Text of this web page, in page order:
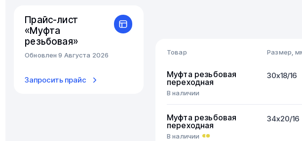
Прайс-лист
«Муфта
резьбовая»
Обновлен 9 Августа 2026
Запросить прайс
Товар Размер,
Муфта резьбовая
переходная
В наличии
30х18/16
Муфта резьбовая
переходная
В наличии
34х20/16